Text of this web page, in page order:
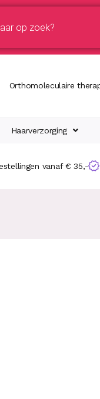
Orthomoleculaire
Haarverzorging
vanaf € 35,-